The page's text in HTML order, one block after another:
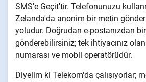
SMS'e Geçit'tir. Telefonunuzu
Zelanda'da anonim bir metin
yoludur. Doğrudan e-postanızdan
gönderebilirsiniz; tek ihtiyacınız
numarası ve mobil operatörüdür.
Diyelim ki Telekom'da çalışıyorlar;